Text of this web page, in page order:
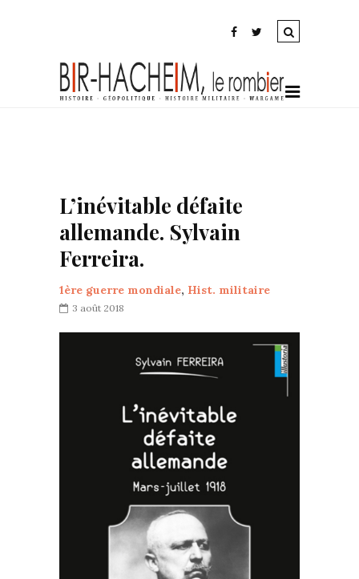
L’inévitable défaite
allemande. Sylvain
Ferreira.
1ère guerre mondiale, Hist. militaire
3 août 2018